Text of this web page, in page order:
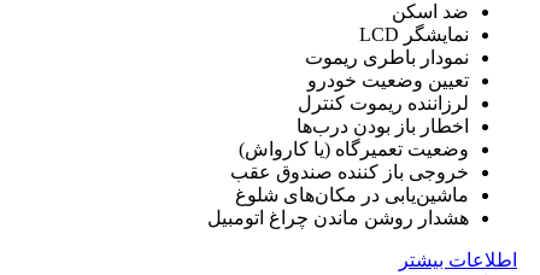
ضد اسکن
نمایشگر LCD
نمودار باطری ریموت
تعیین وضعیت خودرو
لرزاننده ریموت کنترل
اخطار باز بودن درب‌ها
وضعیت تعمیرگاه (یا کارواش)
خروجی باز کننده صندوق عقب
ماشین‌یابی در مکان‌های شلوغ
هشدار روشن ماندن چراغ اتومبیل
اطلاعات بیشتر